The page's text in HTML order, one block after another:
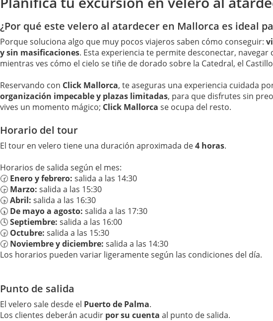
¿Por qué este velero al atardecer en Mallorca es ideal
Porque soluciona algo que muy pocos viajeros saben cómo conseguir:
y sin masificaciones. Esta experiencia te permite desconectar,
mientras ves cómo el cielo se tiñe de dorado sobre la Catedral, el
Reservando con Click Mallorca, te aseguras una experiencia cuidada
organización impecable y plazas limitadas, para que disfrutes sin
vives un momento mágico; Click Mallorca se ocupa del resto.
Horario del tour
El tour en velero tiene una duración aproximada de4 horas.
Horarios de salida según el mes:
🕝 Enero y febrero: salida a las 14:30
🕞 Marzo: salida a las 15:30
🕟Abril: salida a las 16:30
🕠 De mayo a agosto: salida a las 17:30
🕓Septiembre: salida a las 16:00
🕞 Octubre: salida a las 15:30
🕝 Noviembre y diciembre: salida a las 14:30
Los horarios pueden variar ligeramente según las condiciones del día.
Punto de salida
El velero sale desde el Puerto de Palma.
Los clientes deberán acudir por su cuenta al punto de salida.